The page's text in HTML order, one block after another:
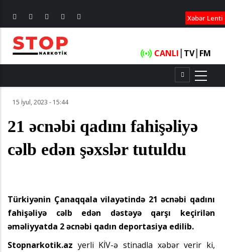
Xəbər Lenti
CANLI TV┃ FM
15 İyul, 2023 - 15:44
21 əcnəbi qadını fahişəliyə
cəlb edən şəxslər tutuldu
Türkiyənin Çanaqqala vilayətində 21 əcnəbi qadını
fahişəliyə cəlb edən dəstəyə qarşı keçirilən
əməliyyatda 2 əcnəbi qadın deportasiya edilib.
Stopnarkotik.az yerli KİV-ə stinadla xəbər verir ki,